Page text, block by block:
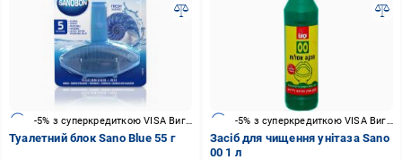
-5% з суперкредиткою VISA Вигода
Туалетний блок Sano Blue 55 г
Засіб для чищення унітаза Sano
00 1 л